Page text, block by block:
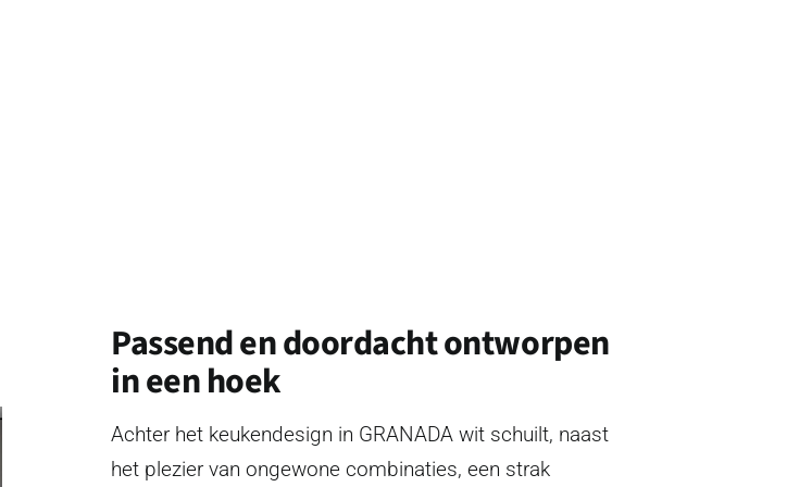
Passend en doordacht ontworpen
in een hoek
Achter het keukendesign in GRANADA wit schuilt, naast
het plezier van ongewone combinaties, een strak